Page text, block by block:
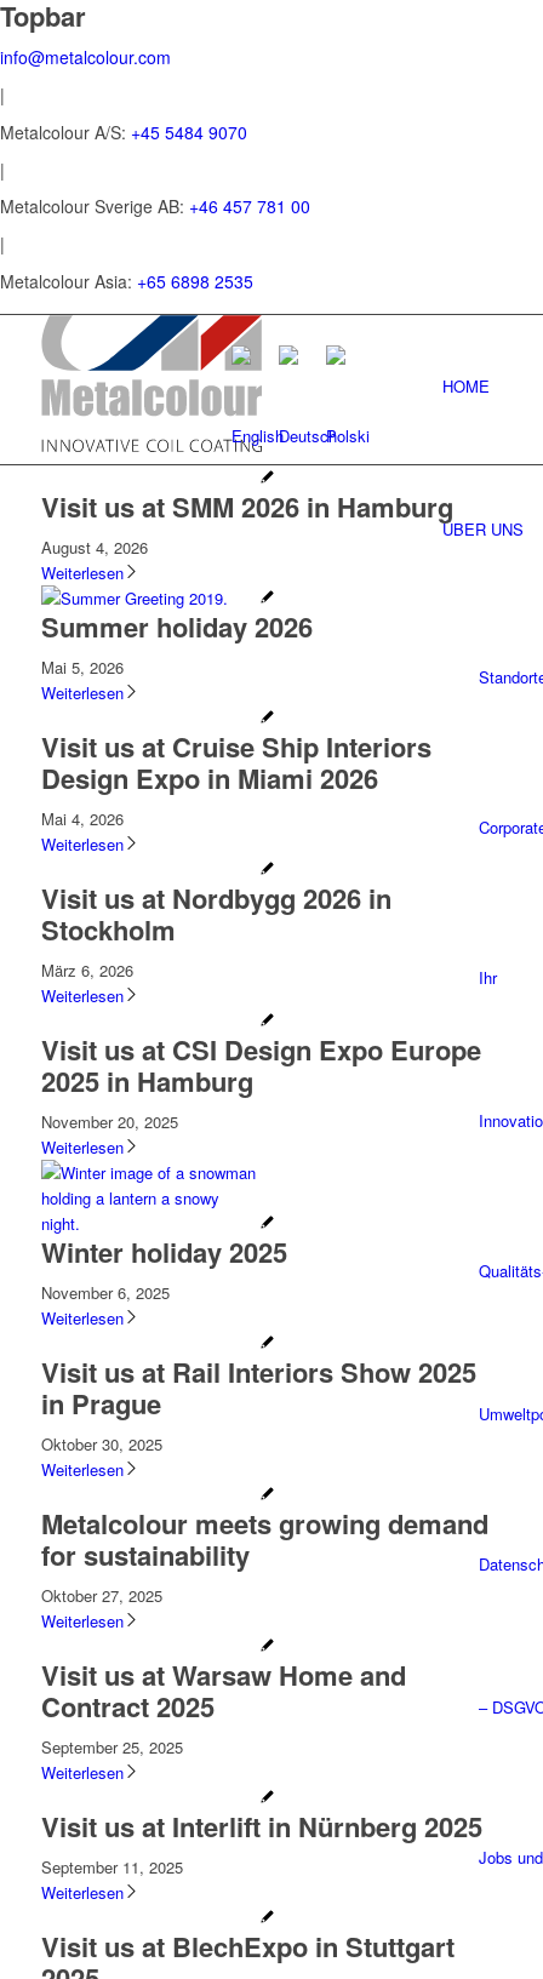
Topbar
info@metalcolour.com
|
Metalcolour A/S: +45 5484 9070
|
Metalcolour Sverige AB: +46 457 781 00
|
Metalcolour Asia: +65 6898 2535
HOME
ÜBER UNS
Ihr
–
Jobs
Visit us at SMM 2026 in Hamburg
August 4, 2026
Weiterlesen
Summer holiday 2026
Mai 5, 2026
Weiterlesen
Visit us at Cruise Ship Interiors
Design Expo in Miami 2026
Mai 4, 2026
Weiterlesen
Visit us at Nordbygg 2026 in
Stockholm
März 6, 2026
Weiterlesen
Visit us at CSI Design Expo Europe
2025 in Hamburg
November 20, 2025
Weiterlesen
Winter holiday 2025
November 6, 2025
Weiterlesen
Visit us at Rail Interiors Show 2025
in Prague
Oktober 30, 2025
Weiterlesen
Metalcolour meets growing demand
for sustainability
Oktober 27, 2025
Weiterlesen
Visit us at Warsaw Home and
Contract 2025
September 25, 2025
Weiterlesen
Visit us at Interlift in Nürnberg 2025
September 11, 2025
Weiterlesen
Visit us at BlechExpo in Stuttgart